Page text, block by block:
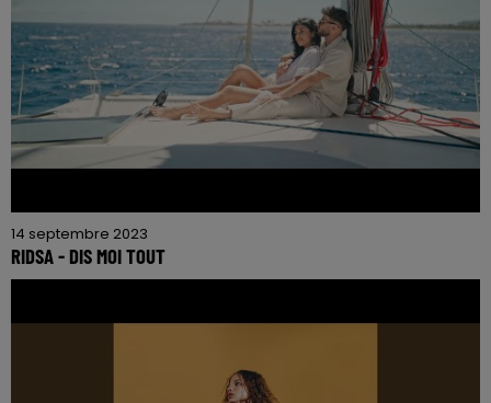
14 septembre 2023
RIDSA - DIS MOI TOUT